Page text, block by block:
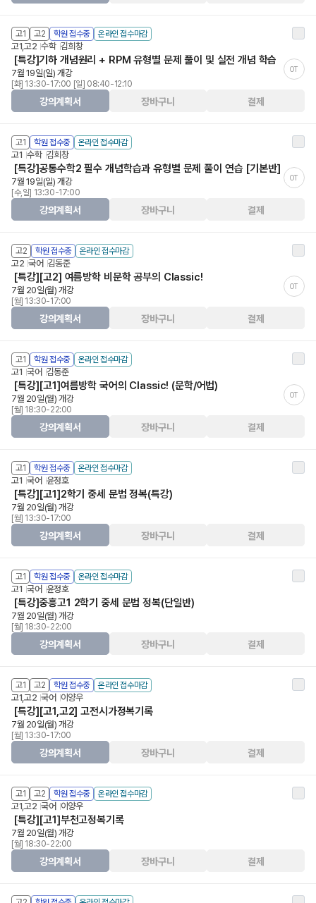
고1 고2 학원 접수중 온라인 접수마감
고1,고2 수학 김희창
[특강]기하 개념원리 + RPM 유형별 문제 풀이 및 실전 개념 학습
OT
7월 19일(일) 개강
[화] 13:30-17:00 [일] 08:40-12:10
강의계획서 장바구니 결제
고1 학원 접수중 온라인 접수마감
고1 수학 김희창
[특강]공통수학2 필수 개념학습과 유형별 문제 풀이 연습 [기본반]
OT
7월 19일(일) 개강
[수,일] 13:30-17:00
강의계획서 장바구니 결제
고2 학원 접수중 온라인 접수마감
고2 국어 김동준
[특강][고2] 여름방학 비문학 공부의 Classic!
OT
7월 20일(월) 개강
[월] 13:30-17:00
강의계획서 장바구니 결제
고1 학원 접수중 온라인 접수마감
고1 국어 김동준
[특강][고1]여름방학 국어의 Classic! (문학/어법)
OT
7월 20일(월) 개강
[월] 18:30-22:00
강의계획서 장바구니 결제
고1 학원 접수중 온라인 접수마감
고1 국어 윤정호
[특강][고1]2학기 중세 문법 정복(특강)
7월 20일(월) 개강
[월] 13:30-17:00
강의계획서 장바구니 결제
고1 학원 접수중 온라인 접수마감
고1 국어 윤정호
[특강]중흥고1 2학기 중세 문법 정복(단일반)
7월 20일(월) 개강
[월] 18:30-22:00
강의계획서 장바구니 결제
고1 고2 학원 접수중 온라인 접수마감
고1,고2 국어 이양우
[특강][고1,고2] 고전시가정복기록
7월 20일(월) 개강
[월] 13:30-17:00
강의계획서 장바구니 결제
고1 고2 학원 접수중 온라인 접수마감
고1,고2 국어 이양우
[특강][고1]부천고정복기록
7월 20일(월) 개강
[월] 18:30-22:00
강의계획서 장바구니 결제